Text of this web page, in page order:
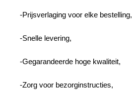
-Prijsverlaging voor elke bestelling,
-Snelle levering,
-Gegarandeerde hoge kwaliteit,
-Zorg voor bezorginstructies,